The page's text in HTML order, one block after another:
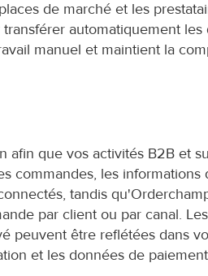
de marché et les
automatiquement
manuel et maintient la
que vos activités B2B et
commandes, les
tandis
par client ou par canal.
peuvent être reflétées dans
et les données de